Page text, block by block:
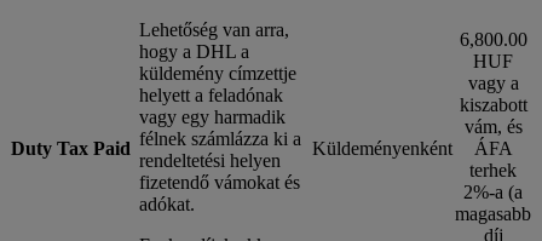
Duty Tax Paid
Lehetőség van arra,
hogy a DHL a
küldemény címzettje
helyett a feladónak
vagy egy harmadik
félnek számlázza ki a
rendeltetési helyen
fizetendő vámokat és
adókat.
Küldeményenként
6,800.00
HUF
vagy a
kiszabott
vám, és
ÁFA
terhek
2%-a (a
magasabb
díj